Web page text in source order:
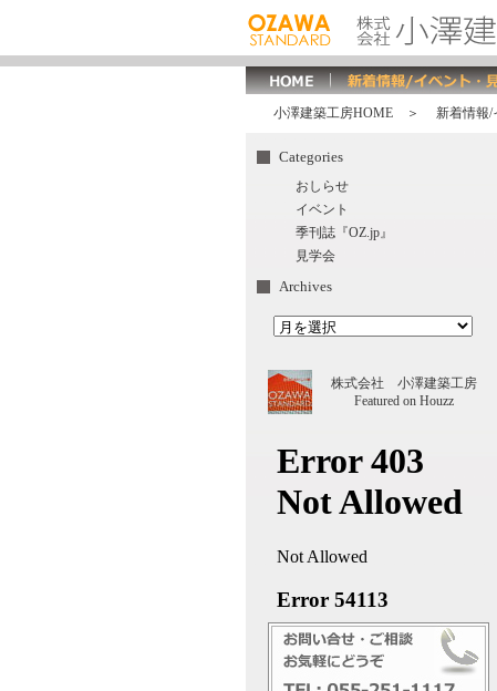
小澤建築工房HOME ＞ 新着情報/
Categories
おしらせ
イベント
季刊誌『OZ.jp』
見学会
Archives
株式会社 小澤建築工房
Featured on Houzz